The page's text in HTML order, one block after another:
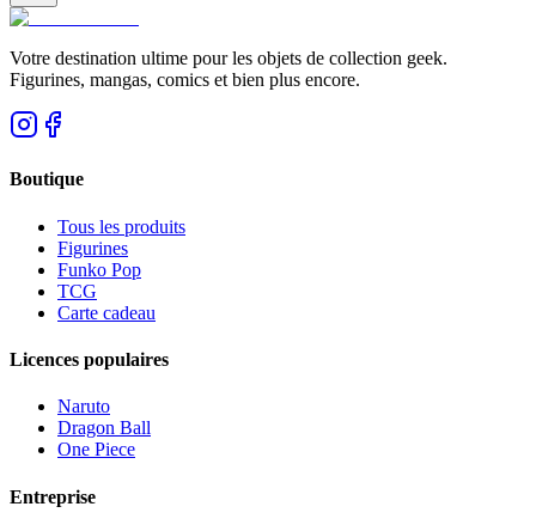
Votre destination ultime pour les objets de collection geek.
Figurines, mangas, comics et bien plus encore.
Boutique
Tous les produits
Figurines
Funko Pop
TCG
Carte cadeau
Licences populaires
Naruto
Dragon Ball
One Piece
Entreprise